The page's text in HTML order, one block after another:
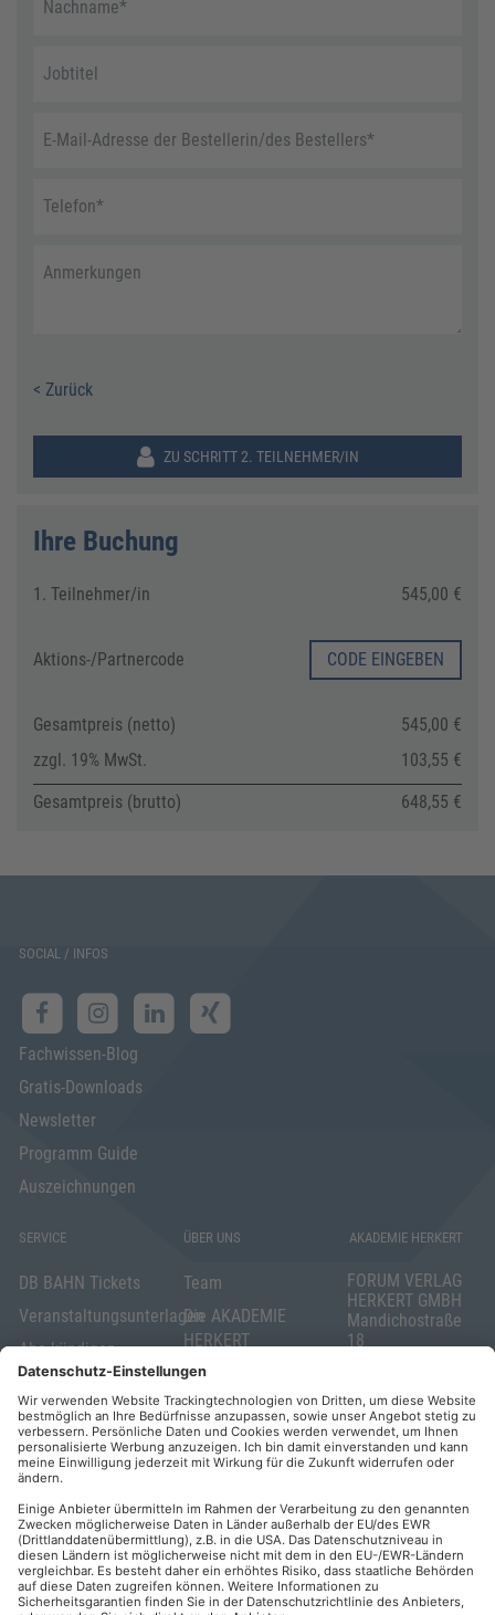
Nachname*
Jobtitel
E-Mail-Adresse der Bestellerin/des Bestellers*
Telefon*
Anmerkungen
< Zurück
ZU SCHRITT 2. TEILNEHMER/IN
Ihre Buchung
1. Teilnehmer/in 545,00 €
Aktions-/Partnercode CODE EINGEBEN
Gesamtpreis (netto)
545,00 €
zzgl. 19% MwSt.
103,55 €
Gesamtpreis (brutto)
648,55 €
SOCIAL / INFOS
Fachwissen-Blog
Gratis-Downloads
Newsletter
Programm Guide
Auszeichnungen
SERVICE
DB BAHN Tickets
Veranstaltungsunterlagen
Abo kündigen
Widerrufsrecht
für Verbraucher
Elektronischer
Geschäftsverkehr
ÜBER UNS
Team
Die AKADEMIE
HERKERT
FORUM VERLAG
HERKERT
Kontakt
AKADEMIE HERKERT
FORUM VERLAG
HERKERT GMBH
Mandichostraße
18
Telefon: +49
(0)8233 381-123
Telefax: +49
(0)8233 381-222
E-Mail:
herkert.de
Zahlung per
Rechnung